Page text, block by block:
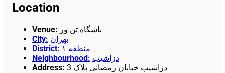
Location
Venue: باشگاه تن ور
City: تهران
District:
منطقه ۱
Neighbourhood: دزاشیب
Address: دزاشیب خیابان رمضانی پلاک 3